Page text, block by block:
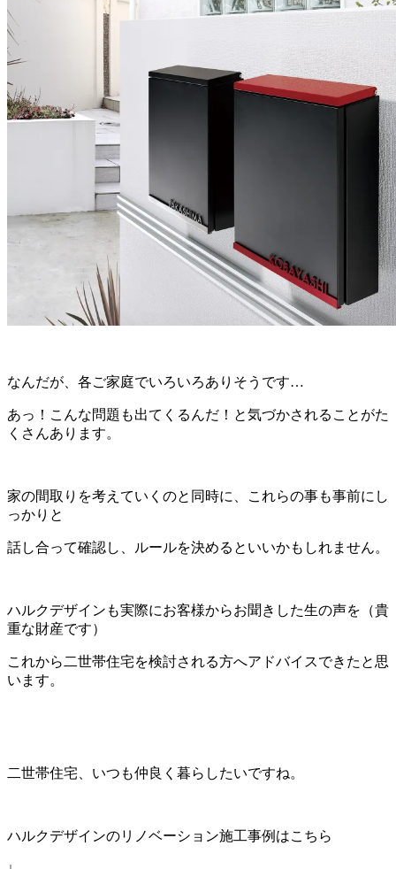
なんだが、各ご家庭でいろいろありそうです…
あっ！こんな問題も出てくるんだ！と気づかされることがた
くさんあります。
家の間取りを考えていくのと同時に、これらの事も事前にし
っかりと
話し合って確認し、ルールを決めるといいかもしれません。
ハルクデザインも実際にお客様からお聞きした生の声を（貴
重な財産です）
これから二世帯住宅を検討される方へアドバイスできたと思
います。
二世帯住宅、いつも仲良く暮らしたいですね。
ハルクデザインのリノベーション施工事例はこちら